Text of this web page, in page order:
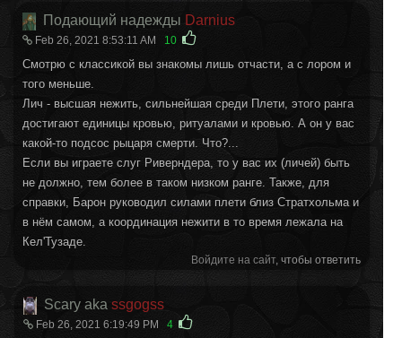
Подающий надежды Darnius
Feb 26, 2021 8:53:11 AM 10
Смотрю с классикой вы знакомы лишь отчасти, а с лором и
того меньше.
Лич - высшая нежить, сильнейшая среди Плети, этого ранга
достигают единицы кровью, ритуалами и кровью. А он у вас
какой-то подсос рыцаря смерти. Что?...
Если вы играете слуг Риверндера, то у вас их (личей) быть
не должно, тем более в таком низком ранге. Также, для
справки, Барон руководил силами плети близ Стратхольма и
в нём самом, а координация нежити в то время лежала на
Кел'Тузаде.
Войдите на сайт, чтобы ответить
Scary aka ssgogss
Feb 26, 2021 6:19:49 PM 4